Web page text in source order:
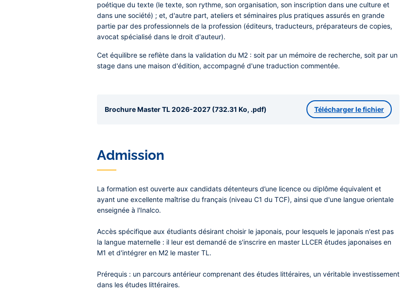
poétique du texte (le texte, son rythme, son organisation, son inscription dans une culture et
dans une société) ; et, d'autre part, ateliers et séminaires plus pratiques assurés en grande
partie par des professionnels de la profession (éditeurs, traducteurs, préparateurs de copies,
avocat spécialisé dans le droit d'auteur).
Cet équilibre se reflète dans la validation du M2 : soit par un mémoire de recherche, soit par un
stage dans une maison d'édition, accompagné d'une traduction commentée.
Brochure Master TL 2026-2027 (732.31 Ko, .pdf) Télécharger le fichier
Admission
La formation est ouverte aux candidats détenteurs d’une licence ou diplôme équivalent et
ayant une excellente maîtrise du français (niveau C1 du TCF), ainsi que d'une langue orientale
enseignée à l'Inalco.
Accès spécifique aux étudiants désirant choisir le japonais, pour lesquels le japonais n'est pas
la langue maternelle : il leur est demandé de s'inscrire en master LLCER études japonaises en
M1 et d'intégrer en M2 le master TL.
Prérequis : un parcours antérieur comprenant des études littéraires, un véritable investissement
dans les études littéraires.